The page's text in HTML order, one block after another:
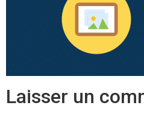
Laisser un